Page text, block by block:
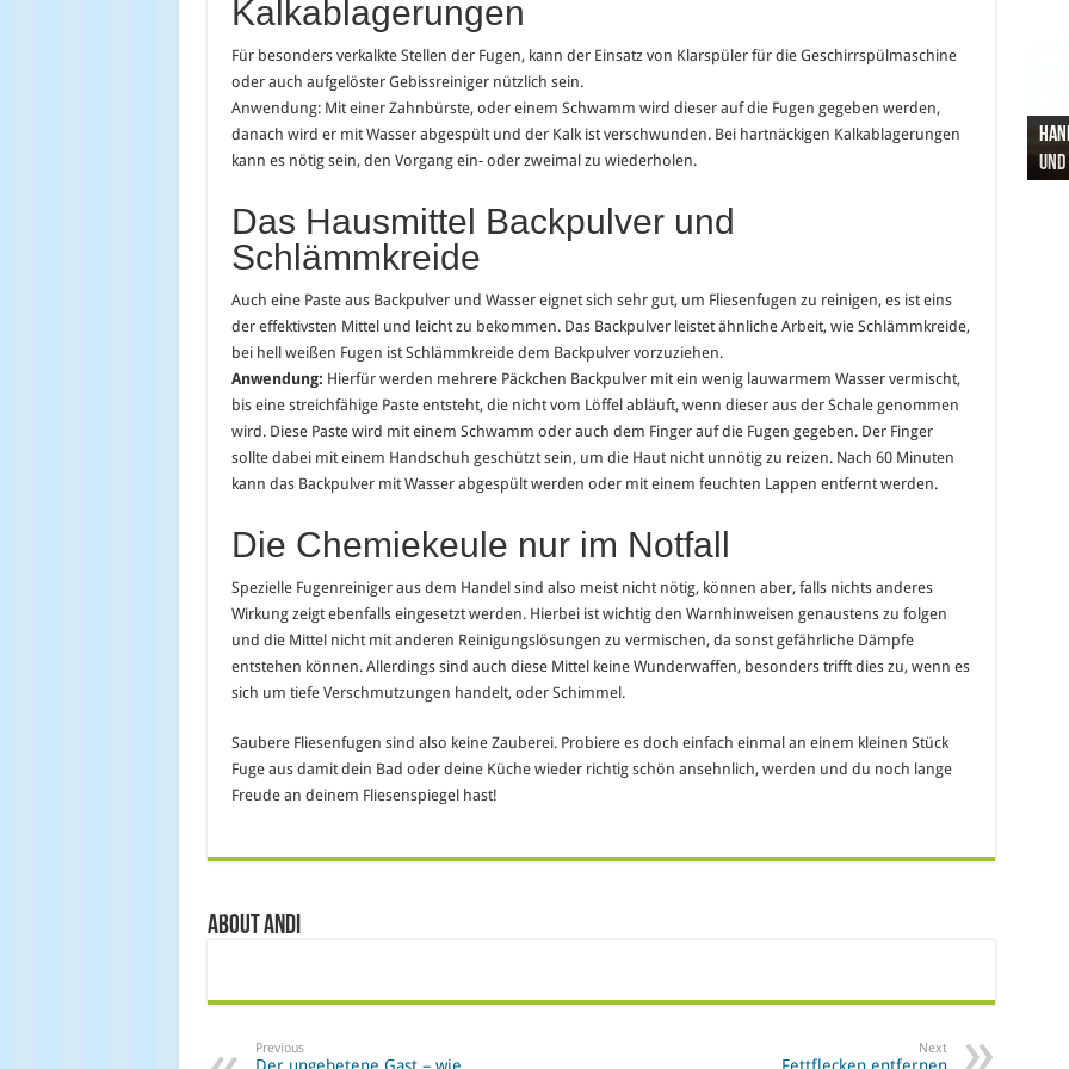
Kalkablagerungen
Für besonders verkalkte Stellen der Fugen, kann der Einsatz von Klarspüler für die Geschirrspülmaschine
oder auch aufgelöster Gebissreiniger nützlich sein.
Anwendung: Mit einer Zahnbürste, oder einem Schwamm wird dieser auf die Fugen gegeben werden,
danach wird er mit Wasser abgespült und der Kalk ist verschwunden. Bei hartnäckigen Kalkablagerungen
kann es nötig sein, den Vorgang ein- oder zweimal zu wiederholen.
Das Hausmittel Backpulver und
Schlämmkreide
Auch eine Paste aus Backpulver und Wasser eignet sich sehr gut, um Fliesenfugen zu reinigen, es ist eins
der effektivsten Mittel und leicht zu bekommen. Das Backpulver leistet ähnliche Arbeit, wie Schlämmkreide,
bei hell weißen Fugen ist Schlämmkreide dem Backpulver vorzuziehen.
Anwendung: Hierfür werden mehrere Päckchen Backpulver mit ein wenig lauwarmem Wasser vermischt,
bis eine streichfähige Paste entsteht, die nicht vom Löffel abläuft, wenn dieser aus der Schale genommen
wird. Diese Paste wird mit einem Schwamm oder auch dem Finger auf die Fugen gegeben. Der Finger
sollte dabei mit einem Handschuh geschützt sein, um die Haut nicht unnötig zu reizen. Nach 60 Minuten
kann das Backpulver mit Wasser abgespült werden oder mit einem feuchten Lappen entfernt werden.
Die Chemiekeule nur im Notfall
Spezielle Fugenreiniger aus dem Handel sind also meist nicht nötig, können aber, falls nichts anderes
Wirkung zeigt ebenfalls eingesetzt werden. Hierbei ist wichtig den Warnhinweisen genaustens zu folgen
und die Mittel nicht mit anderen Reinigungslösungen zu vermischen, da sonst gefährliche Dämpfe
entstehen können. Allerdings sind auch diese Mittel keine Wunderwaffen, besonders trifft dies zu, wenn es
sich um tiefe Verschmutzungen handelt, oder Schimmel.
Saubere Fliesenfugen sind also keine Zauberei. Probiere es doch einfach einmal an einem kleinen Stück
Fuge aus damit dein Bad oder deine Küche wieder richtig schön ansehnlich, werden und du noch lange
Freude an deinem Fliesenspiegel hast!
About Andi
Previous Next
Pro